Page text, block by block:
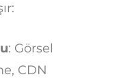
: Görsel
CDN